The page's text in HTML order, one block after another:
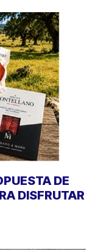
DE
DISFRUTAR